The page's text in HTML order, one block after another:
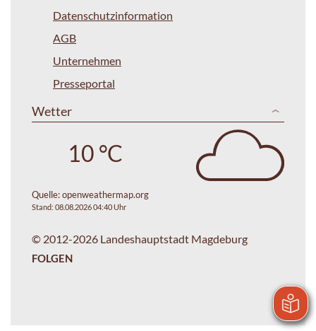
Datenschutzinformation
AGB
Unternehmen
Presseportal
Wetter
10 °C
Quelle:openweathermap.org
Stand: 08.08.2026 04:40 Uhr
© 2012-2026 Landeshauptstadt Magdeburg
FOLGEN